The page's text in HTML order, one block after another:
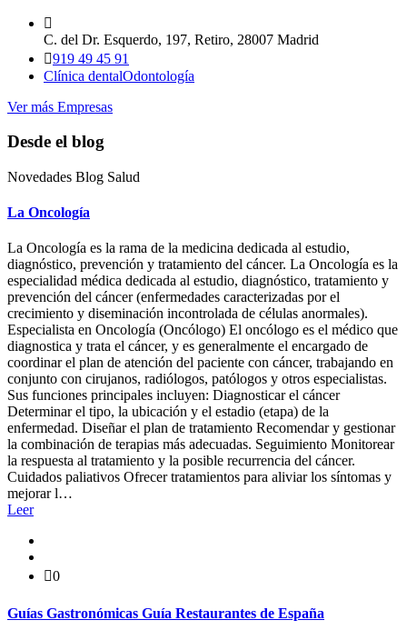
C. del Dr. Esquerdo, 197, Retiro, 28007 Madrid
919 49 45 91
Clínica dentalOdontología
Ver más Empresas
Desde el blog
Novedades Blog Salud
La Oncología
La Oncología es la rama de la medicina dedicada al estudio,
diagnóstico, prevención y tratamiento del cáncer. La Oncología es la
especialidad médica dedicada al estudio, diagnóstico, tratamiento y
prevención del cáncer (enfermedades caracterizadas por el
crecimiento y diseminación incontrolada de células anormales).
Especialista en Oncología (Oncólogo) El oncólogo es el médico que
diagnostica y trata el cáncer, y es generalmente el encargado de
coordinar el plan de atención del paciente con cáncer, trabajando en
conjunto con cirujanos, radiólogos, patólogos y otros especialistas.
Sus funciones principales incluyen: Diagnosticar el cáncer
Determinar el tipo, la ubicación y el estadio (etapa) de la
enfermedad. Diseñar el plan de tratamiento Recomendar y gestionar
la combinación de terapias más adecuadas. Seguimiento Monitorear
la respuesta al tratamiento y la posible recurrencia del cáncer.
Cuidados paliativos Ofrecer tratamientos para aliviar los síntomas y
mejorar l…
Leer
0
Guías Gastronómicas Guía Restaurantes de España